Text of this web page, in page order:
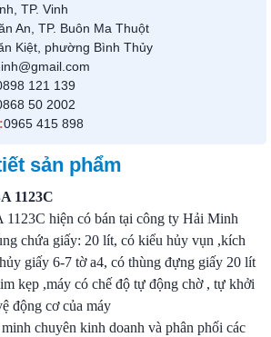
TP. Vinh
An, TP. Buôn Ma Thuột
Kiệt, phường Bình Thủy
121 139
50 2002
0965 415 898
sản phẩm
1123C
hiện có bán tại công ty Hải Minh
chứa giấy: 20 lít, có kiểu hủy vụn ,kích
giấy 6-7 tờ a4, có thùng đựng giấy 20 lít
kẹp ,máy có chế độ tự động chờ , tự khởi
động cơ của máy
chuyên kinh doanh và phân phối các